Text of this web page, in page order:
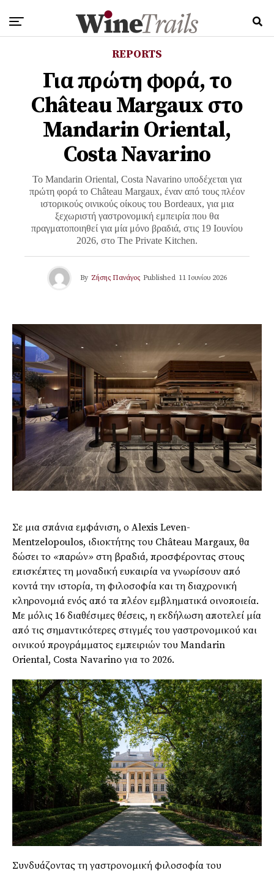
REPORTS
Για πρώτη φορά, το
Château Margaux στο
Mandarin Oriental,
Costa Navarino
Το Mandarin Oriental, Costa Navarino υποδέχεται για
πρώτη φορά το Château Margaux, έναν από τους πλέον
ιστορικούς οινικούς οίκους του Bordeaux, για μια
ξεχωριστή γαστρονομική εμπειρία που θα
πραγματοποιηθεί για μία μόνο βραδιά, στις 19 Ιουνίου
2026, στο The Private Kitchen.
By Ζήσης Πανάγος Published 11 Ιουνίου 2026
Σε μια σπάνια εμφάνιση, ο Alexis Leven-
Mentzelopoulos, ιδιοκτήτης του Château Margaux, θα
δώσει το «παρών» στη βραδιά, προσφέροντας στους
επισκέπτες τη μοναδική ευκαιρία να γνωρίσουν από
κοντά την ιστορία, τη φιλοσοφία και τη διαχρονική
κληρονομιά ενός από τα πλέον εμβληματικά οινοποιεία.
Με μόλις 16 διαθέσιμες θέσεις, η εκδήλωση αποτελεί μία
από τις σημαντικότερες στιγμές του γαστρονομικού και
οινικού προγράμματος εμπειριών του Mandarin
Oriental, Costa Navarino για το 2026.
Συνδυάζοντας τη γαστρονομική φιλοσοφία του